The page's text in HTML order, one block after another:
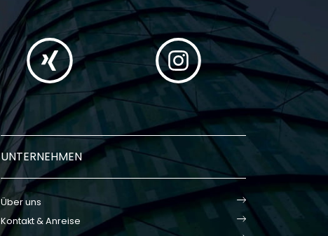
UNTERNEHMEN
Über uns
Kontakt & Anreise